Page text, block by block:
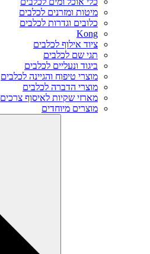
מיטות ומזרנים לכלבים
כלובים וגדרות לכלבים
Kong
ציוד אילוף לכלבים
תגי שם לכלבים
ביגוד ונעליים לכלבים
מוצרי טיפוח והגיינה לכלבים
מוצרי הדברה לכלבים
מארזי שקיות לאיסוף צרכים
מוצרים מיוחדים